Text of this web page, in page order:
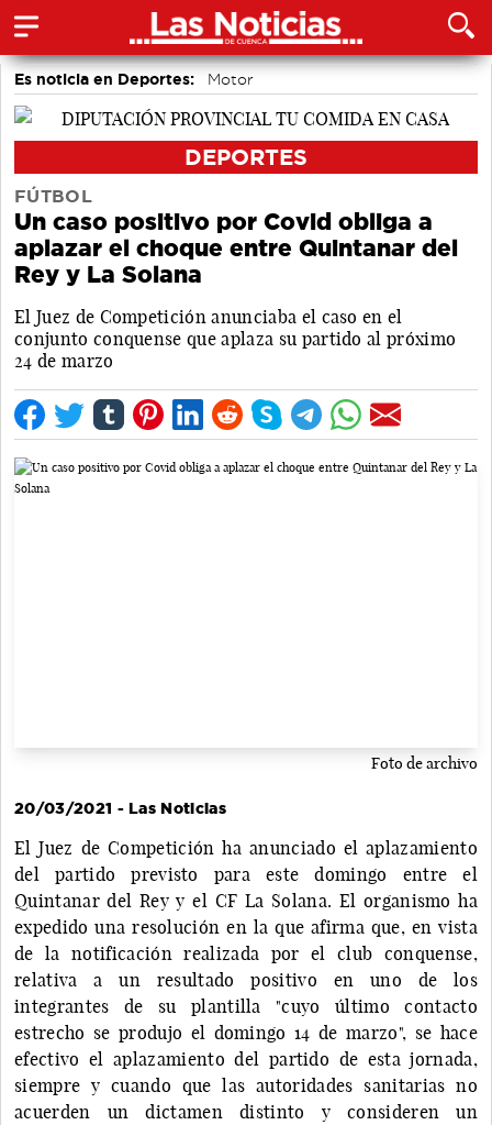
Es noticia en Deportes: Motor
DEPORTES
FÚTBOL
Un caso positivo por Covid obliga a
aplazar el choque entre Quintanar del
Rey y La Solana
El Juez de Competición anunciaba el caso en el
conjunto conquense que aplaza su partido al próximo
24 de marzo
Foto de archivo
20/03/2021 - Las Noticias
El Juez de Competición ha anunciado el aplazamiento
del partido previsto para este domingo entre el
Quintanar del Rey y el CF La Solana. El organismo ha
expedido una resolución en la que afirma que, en vista
de la notificación realizada por el club conquense,
relativa a un resultado positivo en uno de los
integrantes de su plantilla "cuyo último contacto
estrecho se produjo el domingo 14 de marzo", se hace
efectivo el aplazamiento del partido de esta jornada,
siempre y cuando que las autoridades sanitarias no
acuerden un dictamen distinto y consideren un